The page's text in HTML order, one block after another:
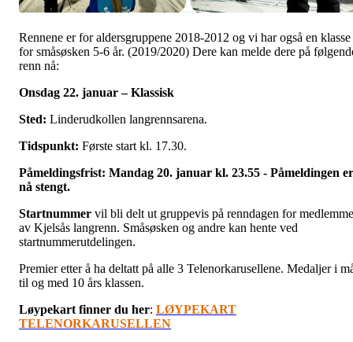
Rennene er for aldersgruppene 2018-2012 og vi har også en klasse
for småsøsken 5-6 år. (2019/2020) Dere kan melde dere på
renn nå:
Onsdag 22. januar – Klassisk
Sted: Linderudkollen langrennsarena.
Tidspunkt: Første start kl. 17.30.
Påmeldingsfrist: Mandag 20. januar kl. 23.55 - Påmeldingen er
nå stengt.
Startnummer vil bli delt ut gruppevis på renndagen for
av Kjelsås langrenn. Småsøsken og andre kan hente ved
startnummerutdelingen.
Premier etter å ha deltatt på alle 3 Telenorkarusellene. Medaljer i
til og med 10 års klassen.
Løypekart finner du her: LØYPEKART
TELENORKARUSELLEN